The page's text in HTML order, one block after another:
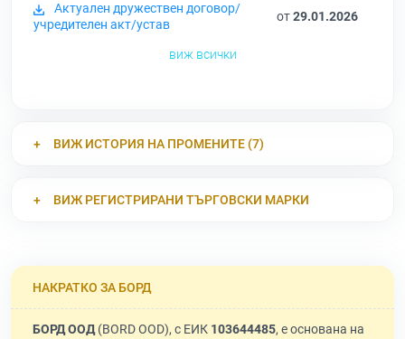
Актуален дружествен договор/
учредителен акт/устав
от29.01.2026
виж всички
ВИЖ ИСТОРИЯ НА ПРОМЕНИТЕ (7)
ВИЖ РЕГИСТРИРАНИ ТЪРГОВСКИ МАРКИ
НАКРАТКО ЗА БОРД
БОРД ООД(BORD OOD), с ЕИК 103644485, е основана на